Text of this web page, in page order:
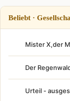
Beliebt ·
Mister X,der
Der
Urteil -